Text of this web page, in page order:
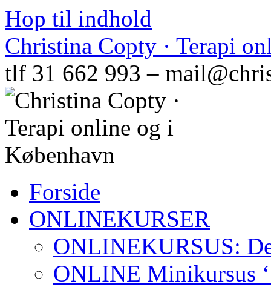
Hop til indhold
Christina Copty · Terapi
tlf 31 662 993 –
Forside
ONLINEKURSER
ONLINEKURSUS:
ONLINE Minikursus